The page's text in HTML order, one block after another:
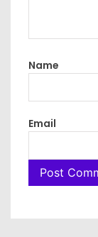
Name
Email